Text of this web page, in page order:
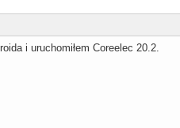
i uruchomiłem Coreelec 20.2.